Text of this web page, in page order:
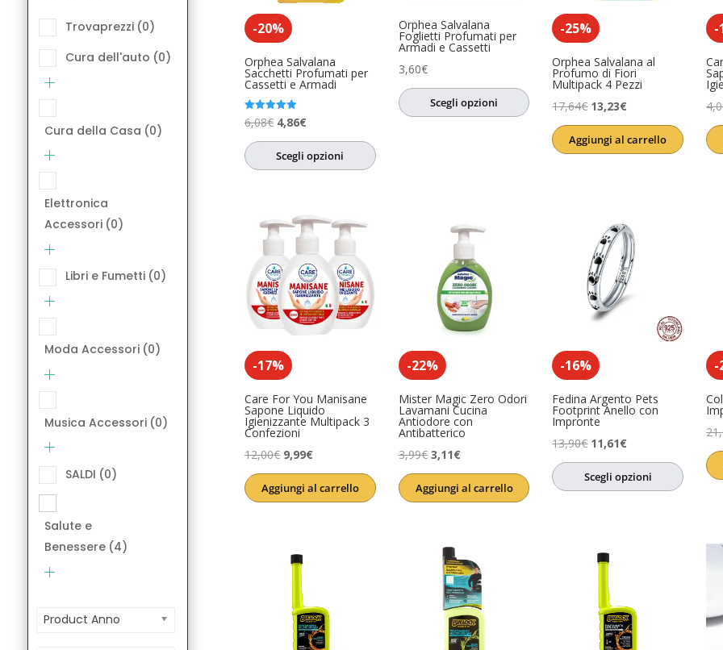
Trovaprezzi (0)
Cura dell'auto (0)
Cura della Casa (0)
Elettronica
Accessori (0)
Libri e Fumetti (0)
Moda Accessori (0)
Musica Accessori (0)
SALDI (0)
Salute e
Benessere (4)
Product Anno
Elettronica Accessori(0)
Libri e Fumetti
Moda Accessori
Musica Accessori
SALDI
(0)
Product Etichetta
-20%
Orphea Salvalana
Sacchetti Profumati per
Cassetti e Armadi
Valutato
5.00
6,08€ Il
prezzo
originale
4,86€Il
prezzo
attuale
Scegli opzioni
Orphea Salvalana
Foglietti Profumati per
Armadi e Cassetti
3,60€
Scegli opzioni
-25%
Orphea Salvalana al
Profumo di Fiori
Multipack 4 Pezzi
17,64€ Il
prezzo
originale
13,23€Il
prezzo
attuale
Aggiungi al carrello
-
-17%
Care For You Manisane
Sapone Liquido
Igienizzante Multipack 3
Confezioni
12,00€ Il
prezzo
originale
9,99€Il
prezzo
attuale
Aggiungi al carrello
-22%
Mister Magic Zero Odori
Lavamani Cucina
Antiodore con
Antibatterico
3,99€ Il
prezzo
originale
3,11€Il
prezzo
attuale
Aggiungi al carrello
-16%
Fedina Argento Pets
Footprint Anello con
Impronte
13,90€ Il
prezzo
originale
11,61€Il
prezzo
attuale
Scegli opzioni
-